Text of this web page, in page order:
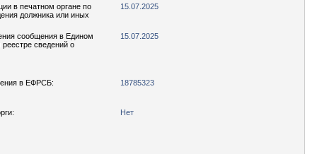
в печатном органе по
должника или иных
15.07.2025
сообщения в Едином
сведений о
15.07.2025
в ЕФРСБ: 18785323
Нет